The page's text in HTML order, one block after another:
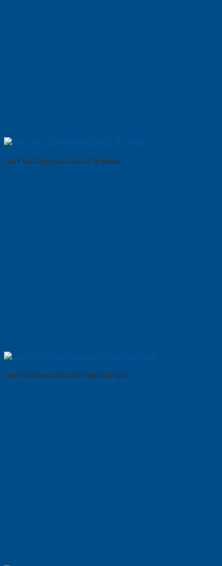
Lưu Ý Khi Chọn Mua Cửa Gỗ Tự Nhiên
Lưu Ý Khi Chọn Mua Cửa Thép Hàn Quốc